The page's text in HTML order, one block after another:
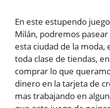
En este estupendo
Milán, podremos
esta ciudad de la
toda clase de tiendas,
comprar lo que
dinero en la tarjeta de
mas trabajando en